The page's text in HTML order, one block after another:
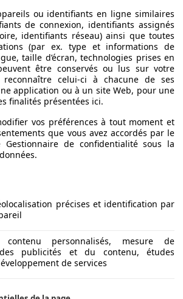
sport permet une conduite instinctive
un V8 bien entretenu, les sensations
Pourtant l'offre n'est pas très
cela a suffit pour inscrire ce
d'occasion et de collection
Les deux feux arrière lui confèrent
de 1971 est également
est revenu vers un look un
sportif. Une plus grande sobriété est
coloris noir élégant mais toujours
le capot. C'est ce qui plaisait à
et qui séduit toujours de nos jours.
Demon répond aussi aux attentes
agressive, elle présente un duo de
fait ressortir son côté sportif
des derniers gros succès de la
Dart
voiture
ou identifiants en ligne similaires
de connexion, identifiants assignés
identifiants réseau) ainsi que toutes
(par ex. type et informations de
taille d’écran, technologies prises en
être conservés ou lus sur votre
celui-ci à chacune de ses
application ou à un site Web, pour une
finalités présentées ici.
vos préférences à tout moment et
que vous avez accordés par le
de confidentialité sous la
précises et identification par
personnalisés, mesure de
publicités et du contenu, études
de services